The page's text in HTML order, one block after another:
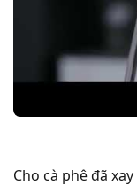
Cho cà phê đã